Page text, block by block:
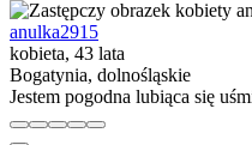
anulka2915
kobieta, 43 lata
Bogatynia, dolnośląskie
Jestem pogodna lubiąca się